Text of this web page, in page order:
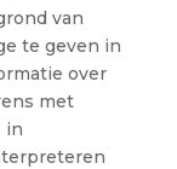
van
te geven in
over
met
in